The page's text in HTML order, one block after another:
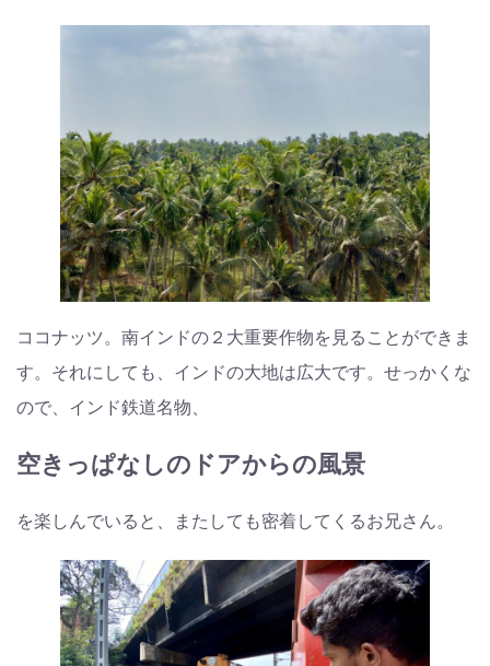
ココナッツ。南インドの２大重要作物を見ることができま
す。それにしても、インドの大地は広大です。せっかくな
ので、インド鉄道名物、
空きっぱなしのドアからの風景
を楽しんでいると、またしても密着してくるお兄さん。